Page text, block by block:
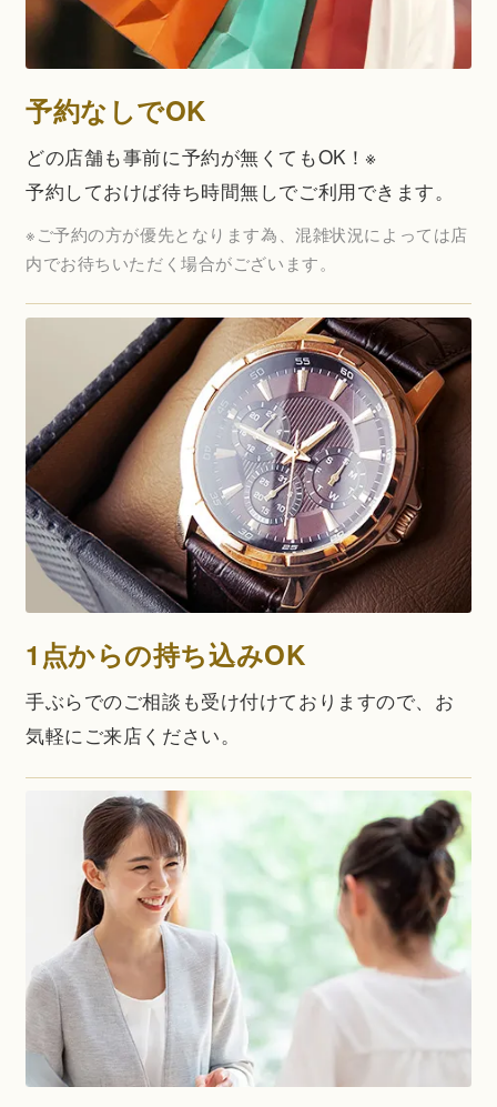
予約なしでOK
どの店舗も事前に予約が無くてもOK！※
予約しておけば待ち時間無しでご利用できます。
※ご予約の方が優先となります為、混雑状況によっては店
内でお待ちいただく場合がございます。
1点からの持ち込みOK
手ぶらでのご相談も受け付けておりますので、お
気軽にご来店ください。